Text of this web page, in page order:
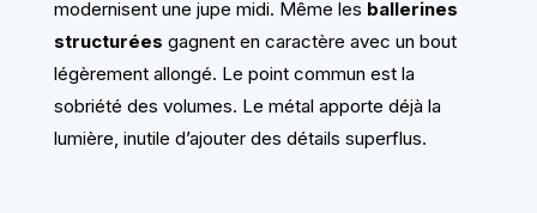
modernisent une jupe midi. Même les ballerines
structurées gagnent en caractère avec un bout
légèrement allongé. Le point commun est la
sobriété des volumes. Le métal apporte déjà la
lumière, inutile d’ajouter des détails superflus.